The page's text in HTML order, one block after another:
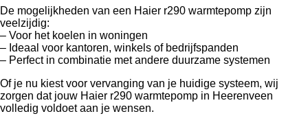
De mogelijkheden van een Haier r290 warmtepomp zijn
veelzijdig:
– Voor het koelen in woningen
– Ideaal voor kantoren, winkels of bedrijfspanden
– Perfect in combinatie met andere duurzame systemen
Of je nu kiest voor vervanging van je huidige systeem, wij
zorgen dat jouw Haier r290 warmtepomp in Heerenveen
volledig voldoet aan je wensen.